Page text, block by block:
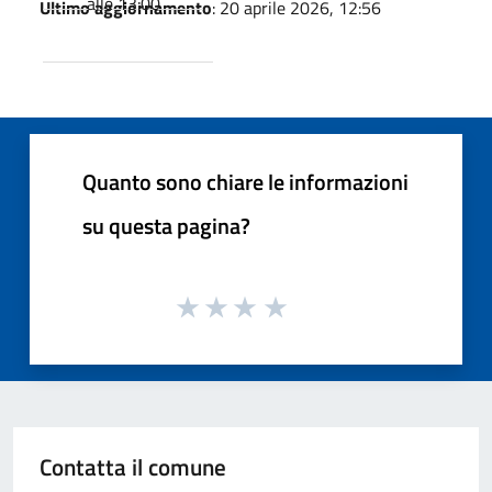
Ultimo aggiornamento: 20 aprile 2026, 12:56
Quanto sono chiare le informazioni
su questa pagina?
Contatta il comune